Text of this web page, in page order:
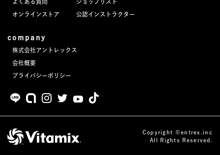
よくある質問
オンラインストア
ショップリスト
公認インストラクター
company
株式会社アントレックス
会社概要
プライバシーポリシー
Copyright ©entrex.inc
All Rights Reserved.